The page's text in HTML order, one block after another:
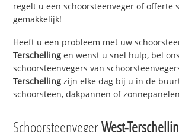
regelt u een schoorsteenveger of offerte
gemakkelijk!
Heeft u een probleem met uw
Terschelling en wenst u snel hulp, bel
schoorsteenvegers van
Terschelling zijn elke dag bij u in de
schoorsteen, dakpannen of
SchoorsteenvegerWest-